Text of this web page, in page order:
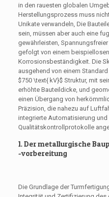
in den rauesten globalen
Herstellungsprozess muss
Unikate verwandeln, Die
sein, müssen aber auch eine
gewährleisten,
gefolgt von einem
Korrosionsbeständigkeit. Die
ausgehend von einem Standard
$750 \text{ kV}$ Struktur, mit
erhöhte Bauteildicke, und
einen Übergang von
Präzision, die nahezu auf
integrierte Automatisierung und
Qualitätskontrollprotokolle
1. Der metallurgische
-vorbereitung
Die Grundlage der